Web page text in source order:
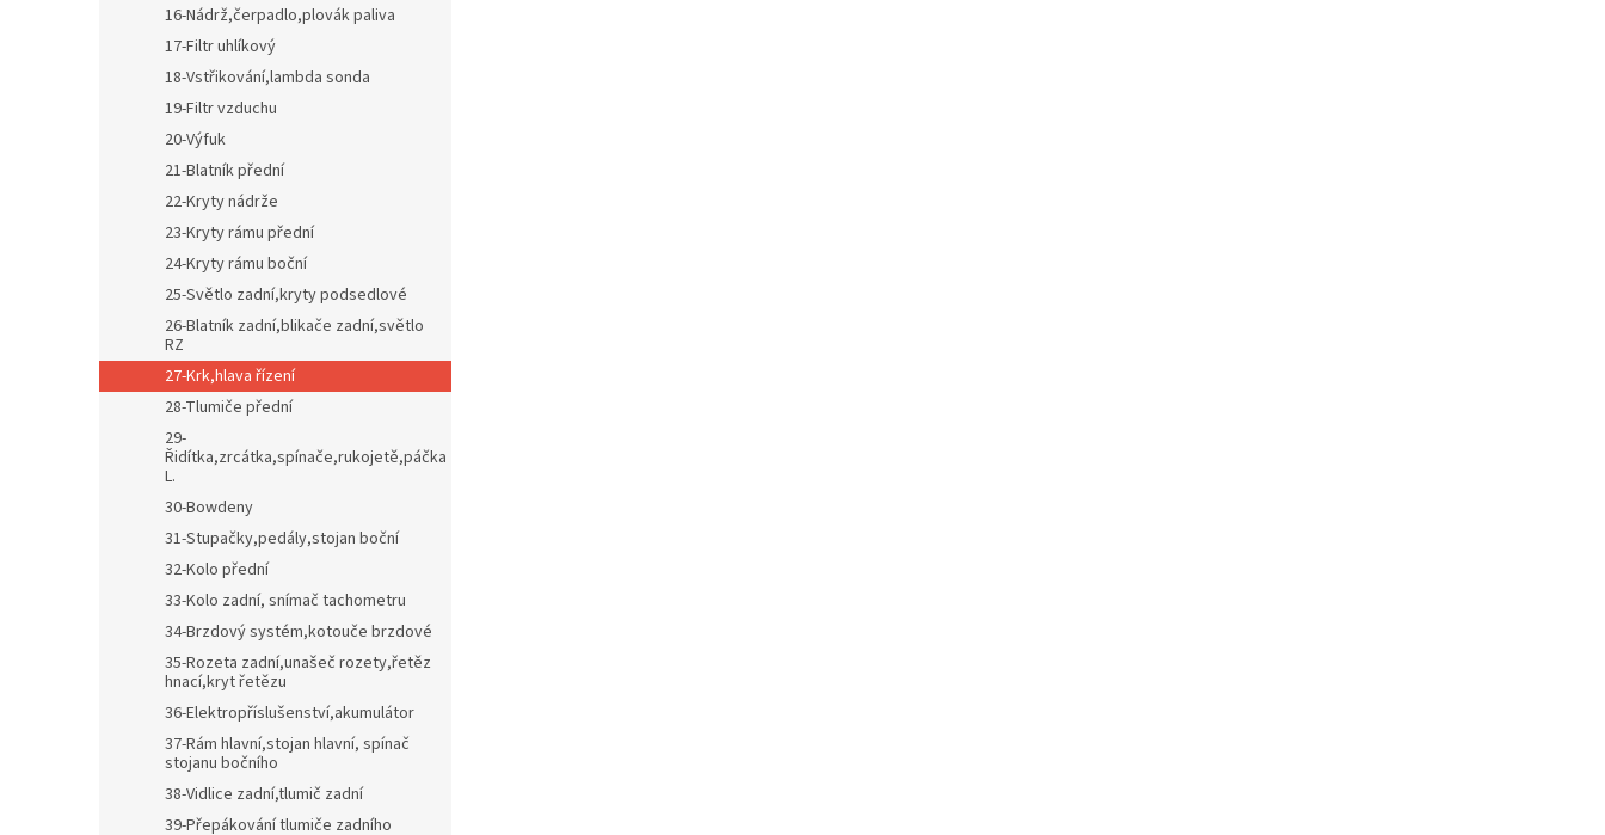
16-Nádrž,čerpadlo,plovák paliva
17-Filtr uhlíkový
18-Vstřikování,lambda sonda
19-Filtr vzduchu
20-Výfuk
21-Blatník přední
22-Kryty nádrže
23-Kryty rámu přední
24-Kryty rámu boční
25-Světlo zadní,kryty podsedlové
26-Blatník zadní,blikače zadní,světlo
RZ
27-Krk,hlava řízení
28-Tlumiče přední
29-
Řidítka,zrcátka,spínače,rukojetě,páčka
L.
30-Bowdeny
31-Stupačky,pedály,stojan boční
32-Kolo přední
33-Kolo zadní, snímač tachometru
34-Brzdový systém,kotouče brzdové
35-Rozeta zadní,unašeč rozety,řetěz
hnací,kryt řetězu
36-Elektropříslušenství,akumulátor
37-Rám hlavní,stojan hlavní, spínač
stojanu bočního
38-Vidlice zadní,tlumič zadní
39-Přepákování tlumiče zadního